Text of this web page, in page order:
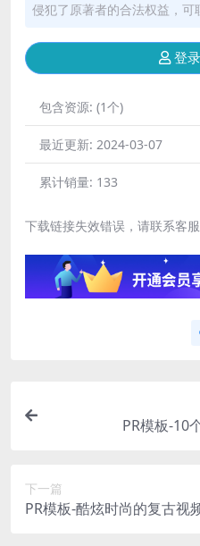
侵犯了原著者的合法权益，可
登
包含资源: (1个)
最近更新: 2024-03-07
累计销量: 133
下载链接失效错误，请联系客
PR模板-10
下一篇
PR模板-酷炫时尚的复古视